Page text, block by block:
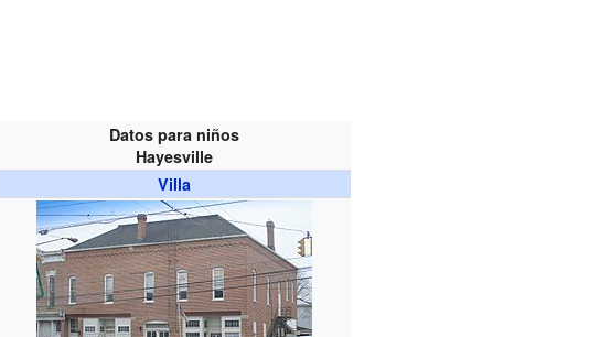
Datos para niños
Hayesville
Villa